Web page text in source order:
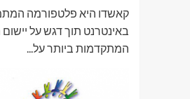
קאשדו היא פלטפורמה
באינטרנט תוך דגש על יישום
המתקדמות ביותר על...